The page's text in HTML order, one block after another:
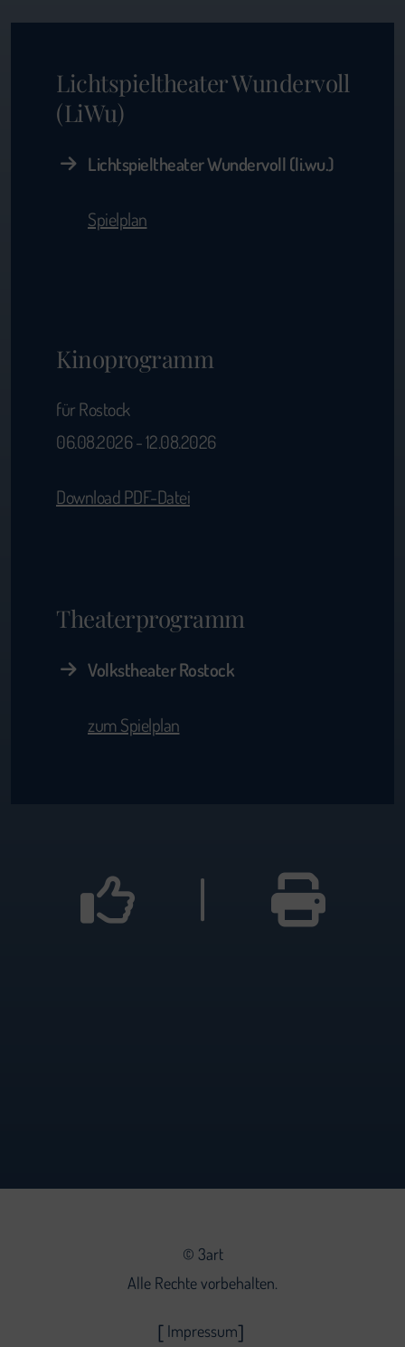
Lichtspieltheater Wundervoll
(LiWu)
Lichtspieltheater Wundervoll (li.wu.)
Spielplan
Kinoprogramm
für Rostock
06.08.2026 - 12.08.2026
Download PDF-Datei
Theaterprogramm
Volkstheater Rostock
zum Spielplan
|
© 3art
Alle Rechte vorbehalten.
Impressum